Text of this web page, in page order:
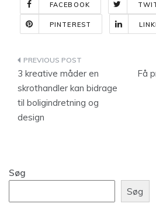
FACEBOOK
PINTEREST
Indlægsnavigation
3 kreative måder en
skrothandler kan bidrage
til boligindretning og
design
Få
Søg
Søg